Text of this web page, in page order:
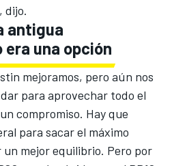
dijo.
antigua
una opción
mejoramos, pero aún nos
para aprovechar todo el
compromiso. Hay que
para sacar el máximo
mejor equilibrio. Pero por